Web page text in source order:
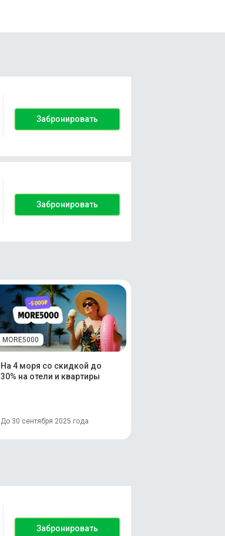
Забронировать
Забронировать
MORE5000
На 4 моря со скидкой до
30% на отели и квартиры
До 30 сентября 2025 года
Забронировать